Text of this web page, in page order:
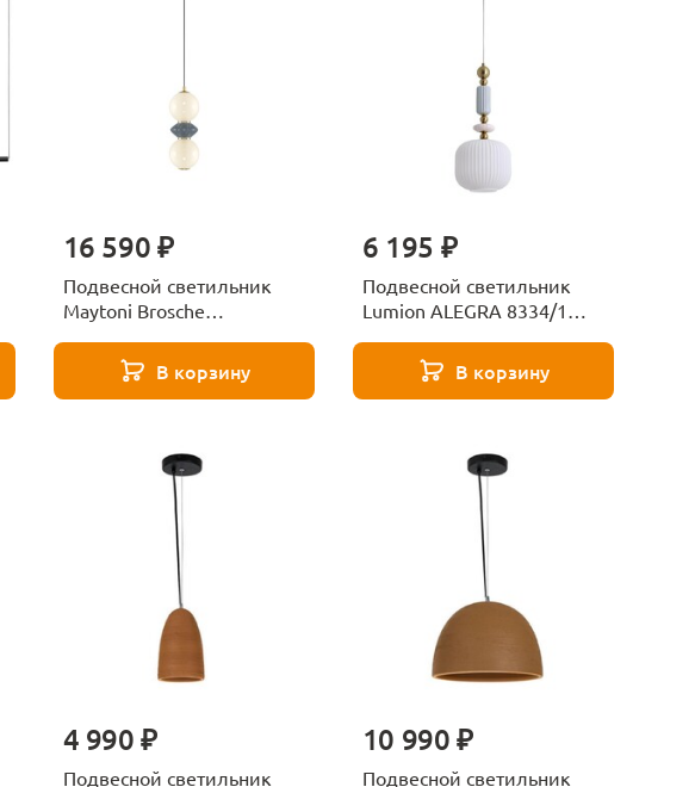
16 590 ₽
Подвесной светильник
Maytoni Brosche
В корзину
6 195 ₽
Подвесной светильник
Lumion ALEGRA 8334/1
В корзину
4 990 ₽
Подвесной светильник
10 990 ₽
Подвесной светильник